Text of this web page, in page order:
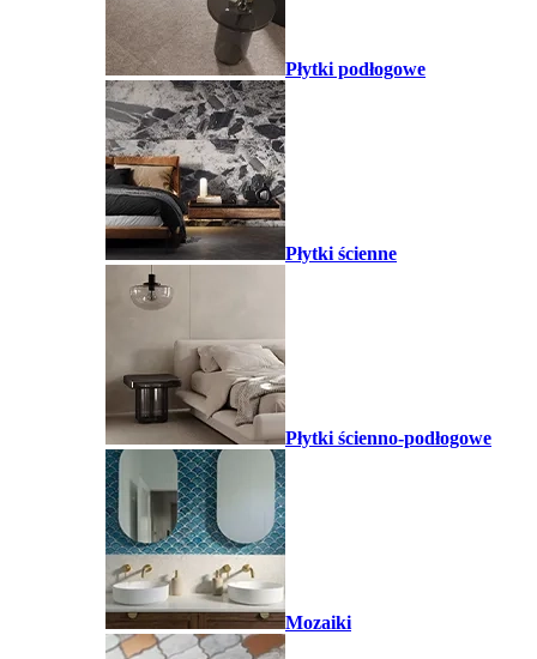
Płytki podłogowe
Płytki ścienne
Płytki ścienno-podłogowe
Mozaiki